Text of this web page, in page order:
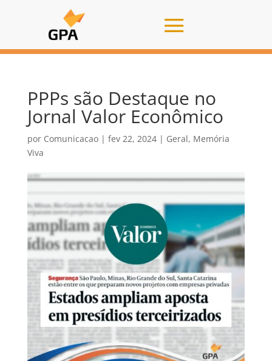
PPPs são Destaque no
Jornal Valor Econômico
por Comunicacao| fev 22, 2024| Geral, Memória
Viva